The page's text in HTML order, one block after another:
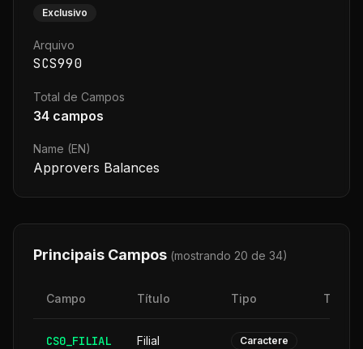
Exclusivo
Arquivo
SCS990
Total de Campos
34 campos
Name (EN)
Approvers Balances
Principais Campos (mostrando 20 de 34)
Campo Título Tipo
CS0_FILIAL Filial Caractere